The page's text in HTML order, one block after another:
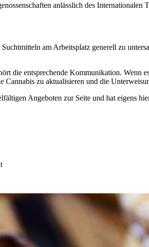
anlässlich des Internationalen
am Arbeitsplatz generell zu
die entsprechende Kommunikation. Wenn
zu aktualisieren und die
Angeboten zur Seite und hat eigens